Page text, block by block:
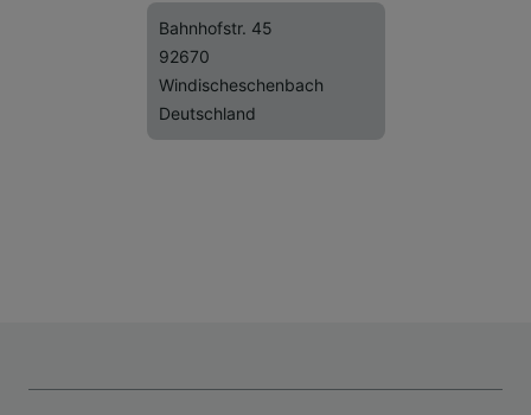
Bahnhofstr. 45
92670
Windischeschenbach
Deutschland